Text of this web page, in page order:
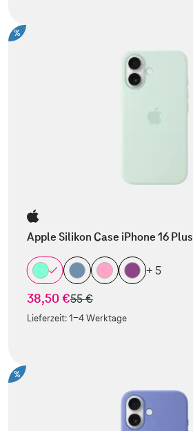
%
Apple Silikon Case iPhone 16 Plus
+ 5
38,50 €statt
55 €
Lieferzeit:1-4 Werktage
%